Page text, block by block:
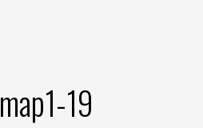
map1-19